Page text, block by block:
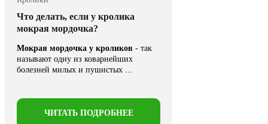
Что делать, если у кролика
мокрая мордочка?
Мокрая мордочка у кроликов - так
называют одну из коварнейших
болезней милых и пушистых ...
ЧИТАТЬ ПОДРОБНЕЕ